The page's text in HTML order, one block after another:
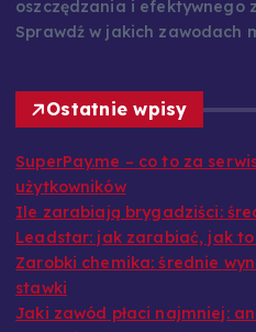
oszczędzania i efektywnego
Sprawdź w jakich zawodach
Ostatnie wpisy
SuperPay.me – co to za
użytkowników
Ile zarabiają brygadziści:
Leadstar: jak zarabiać, jak
Zarobki chemika: średnie
stawki
Jaki zawód płaci najmniej: